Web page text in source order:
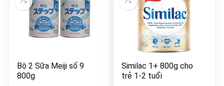
Bộ 2 Sữa Meiji số 9
800g
Similac 1+ 800g cho
trẻ 1-2 tuổi